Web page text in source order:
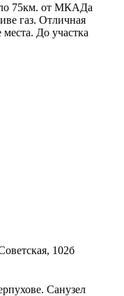
75км. от МКАДа
газ. Отличная
До участка
102б
Санузел